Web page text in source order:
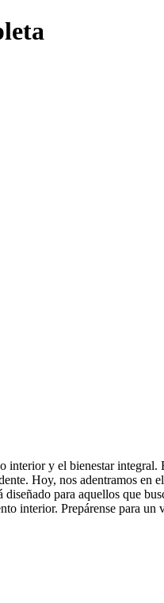
y el bienestar
Hoy, nos adentramos en
para aquellos que
interior. Prepárense para un